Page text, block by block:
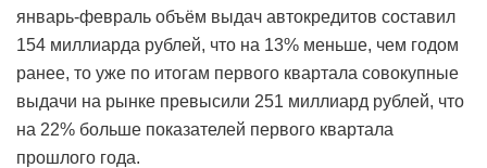
январь-февраль объём выдач автокредитов составил
154 миллиарда рублей, что на 13% меньше, чем годом
ранее, то уже по итогам первого квартала совокупные
выдачи на рынке превысили 251 миллиард рублей, что
на 22% больше показателей первого квартала
прошлого года.